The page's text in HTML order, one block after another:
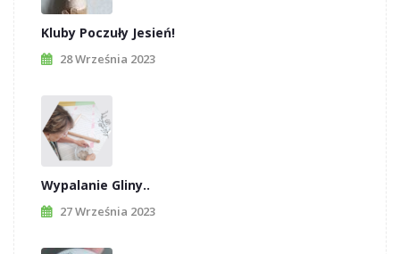
Kluby Poczuły Jesień!
28 Września 2023
Wypalanie Gliny..
27 Września 2023